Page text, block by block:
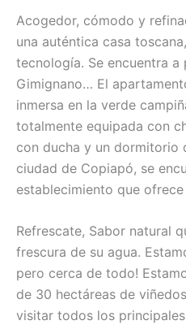
Acogedor, cómodo y
una auténtica casa
tecnología. Se encuentra a
Gimignano… El
inmersa en la verde
totalmente equipada con
con ducha y un dormitorio
ciudad de Copiapó, se
establecimiento que
Refrescate, Sabor natural
frescura de su agua.
pero cerca de todo!
de 30 hectáreas de
visitar todos los